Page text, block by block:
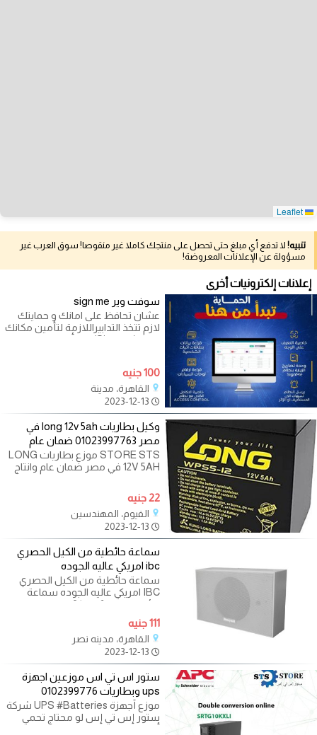
تنبيه! لا تدفع أي مبلغ حتى تحصل على منتجك كاملا غير منقوصا! سوق العرب غير
مسؤولة عن الإعلانات المعروضة!
إعلانات إلكترونيات أخرى
سوفت وير sign me
عشان تحافظ على امانك و حمايتك
لازم تتخذ التدابيراللازمة لتأمين مكانك
نظام (Sign me) من أحدث الانظمة
100 جنيه
القاهرة، مدينة
وكيل بطاريات long 12v 5ah في
مصر 01023997763 ضمان عام
STORE STS موزع بطاريات LONG
12V 5AH في مصر ضمان عام وانتاج
33025287 للتواصل
22 جنيه
الفيوم، المهندسين
سماعة حائطية من الكيل الحصري
ibc امريكي عاليه الجوده
سماعة حائطية من الكيل الحصري
IBC امريكي عاليه الجوده سماعة
حائطية قدرة 6وات/3 وات -ذات لون
111 جنيه
القاهرة، مدينه نصر
ستور اس تي اس موزعين اجهزة
ups وبطاريات 0102399776
موزع أجهزة UPS #Batteries شركة
ستور إس تي إس لو محتاج تحمي